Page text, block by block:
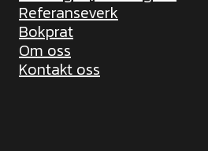
Referanseverk
Bokprat
Om oss
Kontakt oss